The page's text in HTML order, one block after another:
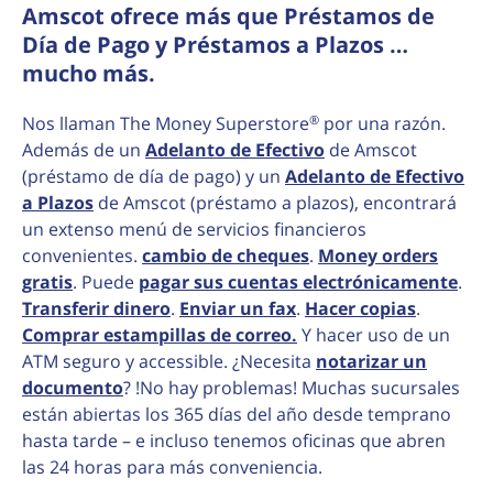
Amscot ofrece más que Préstamos de
Día de Pago y Préstamos a Plazos …
mucho más.
Nos llaman The Money Superstore® por una razón.
Además de un Adelanto de Efectivo de Amscot
(préstamo de día de pago) y un Adelanto de Efectivo
a Plazos de Amscot (préstamo a plazos), encontrará
un extenso menú de servicios financieros
convenientes. cambio de cheques. Money orders
gratis. Puede pagar sus cuentas electrónicamente.
Transferir dinero. Enviar un fax. Hacer copias.
Comprar estampillas de correo. Y hacer uso de un
ATM seguro y accessible. ¿Necesita notarizar un
documento? !No hay problemas! Muchas sucursales
están abiertas los 365 días del año desde temprano
hasta tarde – e incluso tenemos oficinas que abren
las 24 horas para más conveniencia.